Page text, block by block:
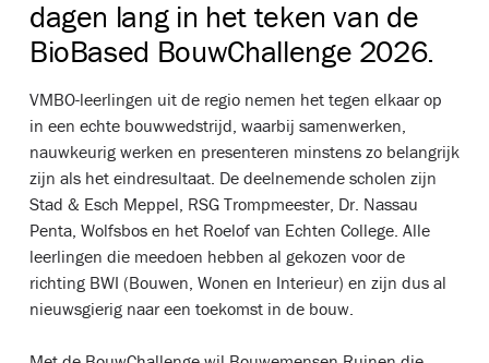
dagen lang in het teken van de
BioBased BouwChallenge 2026.
VMBO-leerlingen uit de regio nemen het tegen elkaar op
in een echte bouwwedstrijd, waarbij samenwerken,
nauwkeurig werken en presenteren minstens zo belangrijk
zijn als het eindresultaat. De deelnemende scholen zijn
Stad & Esch Meppel, RSG Trompmeester, Dr. Nassau
Penta, Wolfsbos en het Roelof van Echten College. Alle
leerlingen die meedoen hebben al gekozen voor de
richting BWI (Bouwen, Wonen en Interieur) en zijn dus al
nieuwsgierig naar een toekomst in de bouw.